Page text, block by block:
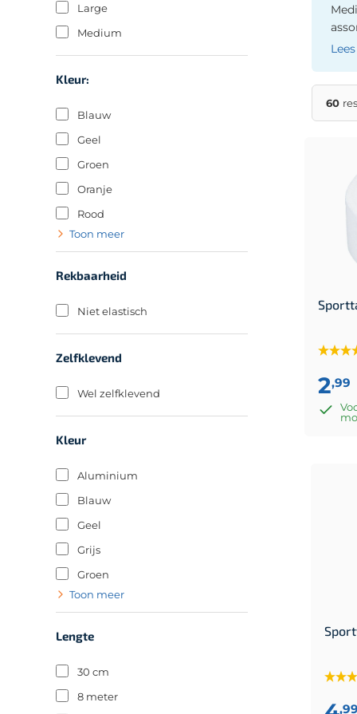
Large
Medium
Kleur:
Blauw
Geel
Groen
Oranje
Rood
Wit
Toon meer
Rekbaarheid
Niet elastisch
Zelfklevend
Wel zelfklevend
Kleur
Aluminium
Blauw
Geel
Grijs
Groen
Lichtblauw
Paars
Rood
Toon meer
Lengte
30 cm
8 meter
60
2,99
,99